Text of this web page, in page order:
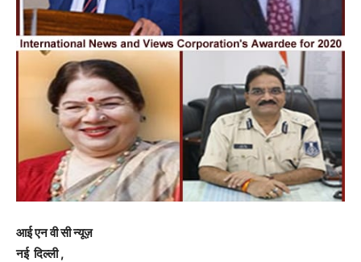
आई एन वी सी न्यूज़
नई दिल्ली ,